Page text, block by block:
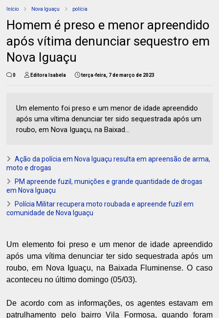
Início Nova Iguaçu polícia
Homem é preso e menor apreendido
após vítima denunciar sequestro em
Nova Iguaçu
0 Editora Isabela terça-feira, 7 de março de 2023
Um elemento foi preso e um menor de idade apreendido
após uma vítima denunciar ter sido sequestrada após um
roubo, em Nova Iguaçu, na Baixad...
Ação da polícia em Nova Iguaçu resulta em apreensão de arma,
moto e drogas
PM apreende fuzil, munições e grande quantidade de drogas
em Nova Iguaçu
Polícia Militar recupera moto roubada e apreende fuzil em
comunidade de Nova Iguaçu
Um elemento foi preso e um menor de idade apreendido
após uma vítima denunciar ter sido sequestrada após um
roubo, em Nova Iguaçu, na Baixada Fluminense. O caso
aconteceu no último domingo (05/03).
De acordo com as informações, os agentes estavam em
patrulhamento pelo bairro Vila Formosa, quando foram